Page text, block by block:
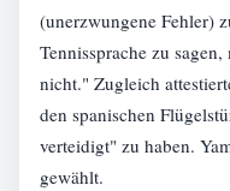
(unerzwungene Fehler)
Tennissprache zu
nicht." Zugleich
den spanischen
verteidigt" zu haben.
gewählt.